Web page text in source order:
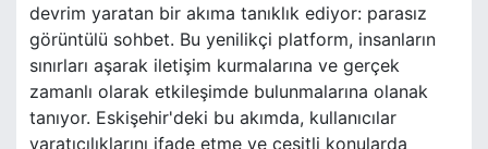
devrim yaratan bir akıma tanıklık ediyor: parasız
görüntülü sohbet. Bu yenilikçi platform, insanların
sınırları aşarak iletişim kurmalarına ve gerçek
zamanlı olarak etkileşimde bulunmalarına olanak
tanıyor. Eskişehir'deki bu akımda, kullanıcılar
yaratıcılıklarını ifade etme ve çeşitli konularda